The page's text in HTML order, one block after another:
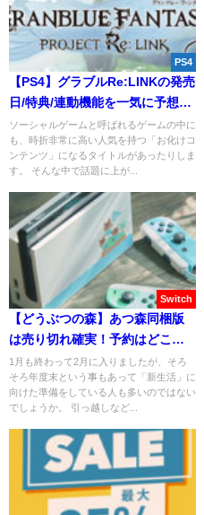
PS4
【PS4】グラブルRe:LINKの発売
日/特典/連動機能を一気に予想し
てみる
ソーシャルゲームと呼ばれるゲームの中に
も、時折非常に高い人気を持つ「お化けコ
ンテンツ」になるタイトルがあったりしま
す。 そんな中で話題に上が...
Switch
【どうぶつの森】あつ森同梱版
は売り切れ確実！予約はどこが
ベスト？
1月も終わって2月に入りましたが、そろ
そろ年度末という事もあって「新生活」に
向けた準備をしている人も多いのではない
でしょうか。 引っ越しなど...